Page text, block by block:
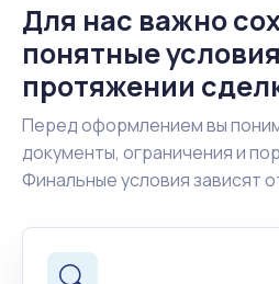
Для нас важно
понятные
протяжении
Перед оформлением вы
документы, ограничения и
Финальные условия зависят